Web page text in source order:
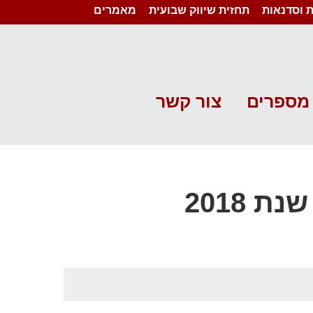
וסדנאות תחזית שיווק שבועית מאמרים
מספרים צור קשר